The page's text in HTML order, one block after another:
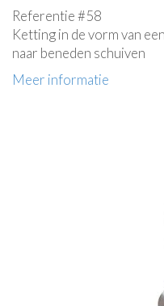
Referentie #58
Ketting in de vorm van
naar beneden schuiven
Meer informatie